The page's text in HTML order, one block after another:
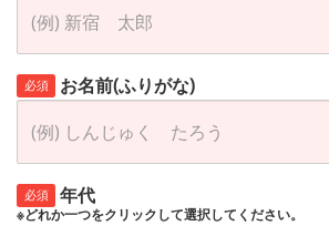
必須 お名前(ふりがな)
必須 年代
※どれか一つをクリックして選択してください。